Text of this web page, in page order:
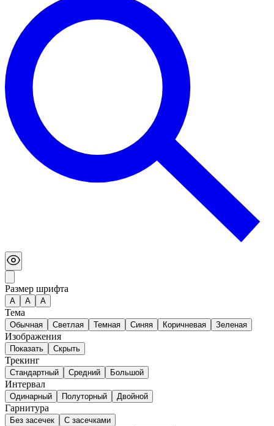
Размер шрифта
А A A
Тема
Обычная Светлая Темная Синяя Коричневая Зеленая
Изображения
Показать Скрыть
Трекинг
Стандартный Средний Большой
Интервал
Одинарный Полуторный Двойной
Гарнитура
Без засечек
С засечками